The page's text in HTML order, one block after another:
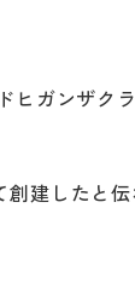
ヒガンザク
建したと伝